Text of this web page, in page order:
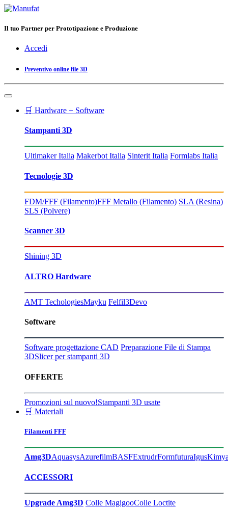
Il tuo Partner per Prototipazione e Produzione
Accedi
Preventivo online file 3D
🛒 Hardware + Software
Stampanti 3D
Ultimaker Italia Makerbot Italia Sinterit Italia Formlabs Italia
Tecnologie 3D
FDM/FFF (Filamento)FFF Metallo (Filamento) SLA (Resina)
SLS (Polvere)
Scanner 3D
Shining 3D
ALTRO Hardware
AMT TechologiesMayku Felfil3Devo
Software
Software progettazione CAD Preparazione File di Stampa
3DSlicer per stampanti 3D
OFFERTE
Promozioni sul nuovo!Stampanti 3D usate
🛒 Materiali
Filamenti FFF
Amg3DAquasysAzurefilmBASFExtrudrFormfuturaIgus
ACCESSORI
Upgrade Amg3D Colle MagigooColle Loctite